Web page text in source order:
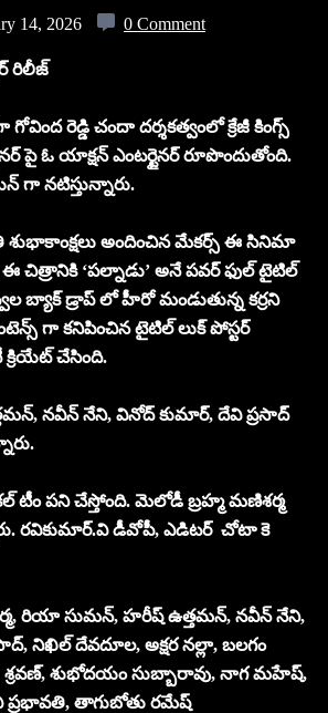
14, 2026 0 Comment
రిలీజ్
రెడ్డి చందా దర్శకత్వంలో క్రేజీ కింగ్స్
పై ఓ యాక్షన్ ఎంటర్టైనర్ రూపొందుతోంది.
నటిస్తున్నారు.
శుభాకాంక్షలు అందించిన మేకర్స్ ఈ సినిమా
చిత్రానికి ‘పల్నాడు’ అనే పవర్ ఫుల్ టైటిల్
బ్యాక్ డ్రాప్ లో హీరో మండుతున్న కర్రని
గా కనిపించిన టైటిల్ లుక్ పోస్టర్
చేసింది.
నవీన్ నేని, వినోద్ కుమార్, దేవి ప్రసాద్
టీం పని చేస్తోంది. మెలోడీ బ్రహ్మ మణిశర్మ
రవికుమార్.వి డీవోపీ, ఎడిటర్ చోటా కె
రియా సుమన్, హరీష్ ఉత్తమన్, నవీన్ నేని,
నిఖిల్ దేవదూల, అక్షర నల్లా, బలగం
శ్రవణ్, శుభోదయం సుబ్బారావు, నాగ మహేష్,
ప్రభావతి, తాగుబోతు రమేష్